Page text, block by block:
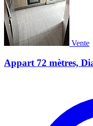
Vente
Appart 72 mètres,